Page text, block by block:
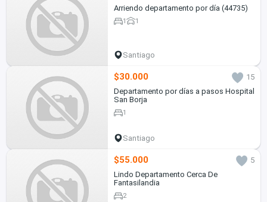
Arriendo departamento por día (44735)
1 1
Santiago
$30.000
15
Departamento por días a pasos Hospital
San Borja
1
Santiago
$55.000
5
Lindo Departamento Cerca De
Fantasilandia
2